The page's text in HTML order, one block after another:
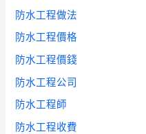
防水工程做法
防水工程價格
防水工程價錢
防水工程公司
防水工程師
防水工程收費